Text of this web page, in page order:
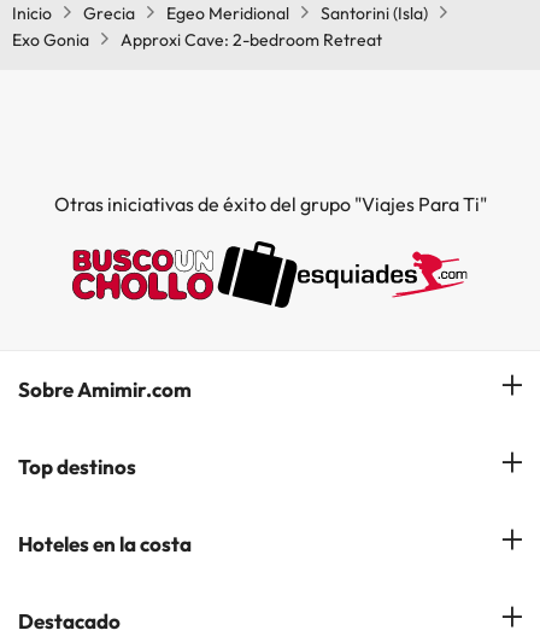
Inicio
Grecia Egeo Meridional
Santorini (Isla)
Exo Gonia
Approxi Cave: 2-bedroom Retreat
Otras iniciativas de éxito del grupo "Viajes Para Ti"
Sobre Amimir.com
¿Quiénes somos?
Gestionar mi reserva
Top destinos
Hoteles en Salou
Hoteles en Andorra la Vella
Hoteles en la costa
Hoteles en la Costa Azahar
Destacado